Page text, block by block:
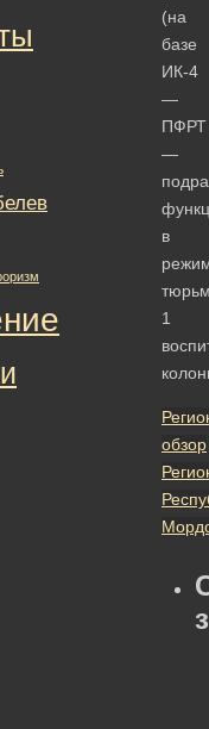
(на
базе
ИК-4
—
ПФРТ
—
в
1
обзор